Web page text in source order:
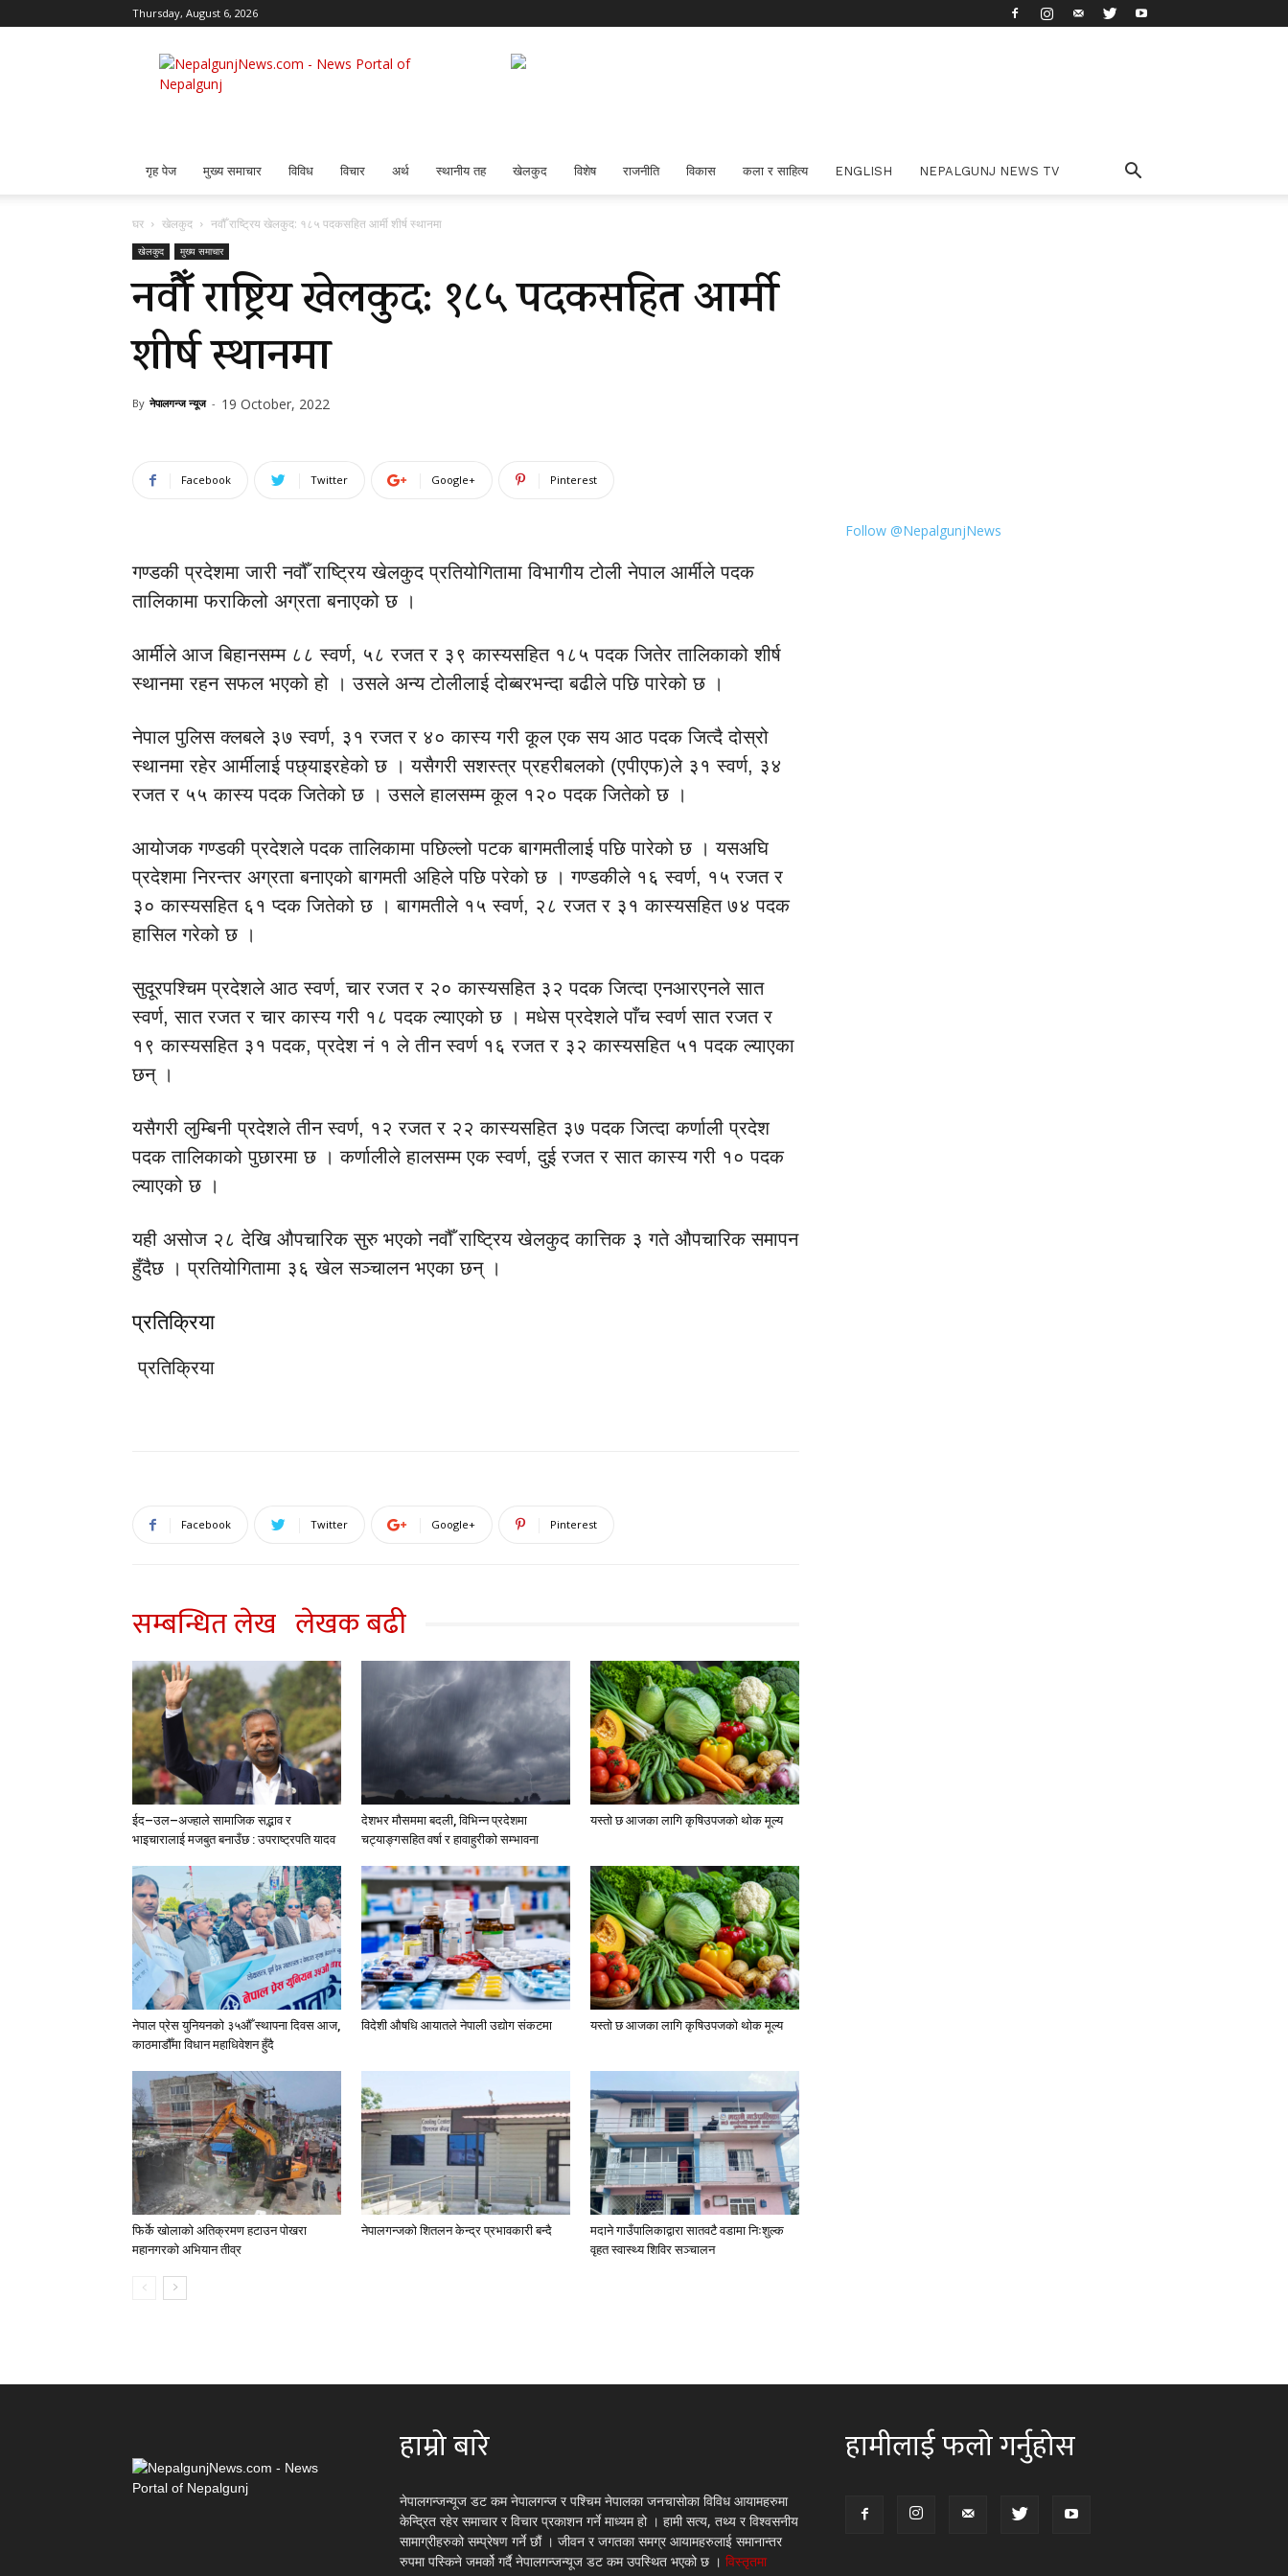
Thursday, August 6, 2026
Nepalgunj
News
गृह पेज मुख्य समाचार विविध विचार अर्थ स्थानीय तह खेलकुद विशेष राजनीति विकास कला र साहित्य ENGLISH NEPALGUNJ NEWS TV
घर खेलकुद नवौँ राष्ट्रिय खेलकुद: १८५ पदकसहित आर्मी शीर्ष स्थानमा
खेलकुद मुख्य समाचार
नवौँ राष्ट्रिय खेलकुद: १८५ पदकसहित आर्मी
शीर्ष स्थानमा
By नेपालगन्ज न्यूज - 19 October, 2022
Facebook Twitter Google+ Pinterest
गण्डकी प्रदेशमा जारी नवौँ राष्ट्रिय खेलकुद प्रतियोगितामा विभागीय टोली नेपाल आर्मीले पदक
तालिकामा फराकिलो अग्रता बनाएको छ ।
आर्मीले आज बिहानसम्म ८८ स्वर्ण, ५८ रजत र ३९ कास्यसहित १८५ पदक जितेर तालिकाको शीर्ष
स्थानमा रहन सफल भएको हो । उसले अन्य टोलीलाई दोब्बरभन्दा बढीले पछि पारेको छ ।
नेपाल पुलिस क्लबले ३७ स्वर्ण, ३१ रजत र ४० कास्य गरी कूल एक सय आठ पदक जित्दै दोस्रो
स्थानमा रहेर आर्मीलाई पछ्याइरहेको छ । यसैगरी सशस्त्र प्रहरीबलको (एपीएफ)ले ३१ स्वर्ण, ३४
रजत र ५५ कास्य पदक जितेको छ । उसले हालसम्म कूल १२० पदक जितेको छ ।
आयोजक गण्डकी प्रदेशले पदक तालिकामा पछिल्लो पटक बागमतीलाई पछि पारेको छ । यसअघि
प्रदेशमा निरन्तर अग्रता बनाएको बागमती अहिले पछि परेको छ । गण्डकीले १६ स्वर्ण, १५ रजत र
३० कास्यसहित ६१ प्दक जितेको छ । बागमतीले १५ स्वर्ण, २८ रजत र ३१ कास्यसहित ७४ पदक
हासिल गरेको छ ।
सुदूरपश्चिम प्रदेशले आठ स्वर्ण, चार रजत र २० कास्यसहित ३२ पदक जित्दा एनआरएनले सात
स्वर्ण, सात रजत र चार कास्य गरी १८ पदक ल्याएको छ । मधेस प्रदेशले पाँच स्वर्ण सात रजत र
१९ कास्यसहित ३१ पदक, प्रदेश नं १ ले तीन स्वर्ण १६ रजत र ३२ कास्यसहित ५१ पदक ल्याएका
छन् ।
यसैगरी लुम्बिनी प्रदेशले तीन स्वर्ण, १२ रजत र २२ कास्यसहित ३७ पदक जित्दा कर्णाली प्रदेश
पदक तालिकाको पुछारमा छ । कर्णालीले हालसम्म एक स्वर्ण, दुई रजत र सात कास्य गरी १० पदक
ल्याएको छ ।
यही असोज २८ देखि औपचारिक सुरु भएको नवौँ राष्ट्रिय खेलकुद कात्तिक ३ गते औपचारिक समापन
हुँदैछ । प्रतियोगितामा ३६ खेल सञ्चालन भएका छन् ।
प्रतिक्रिया
प्रतिक्रिया
Facebook Twitter Google+ Pinterest
सम्बन्धित लेख लेखक बढी
ईद–उल–अज्हाले सामाजिक सद्भाव र
भाइचारालाई मजबुत बनाउँछ : उपराष्ट्रपति यादव
देशभर मौसममा बदली, विभिन्न प्रदेशमा
चट्याङ्गसहित वर्षा र हावाहुरीको सम्भावना
यस्तो छ आजका लागि कृषिउपजको थोक मूल्य
नेपाल प्रेस युनियनको ३५औँ स्थापना दिवस आज,
काठमाडौँमा विधान महाधिवेशन हुँदै
विदेशी औषधि आयातले नेपाली उद्योग संकटमा यस्तो छ आजका लागि कृषिउपजको थोक मूल्य
फिर्के खोलाको अतिक्रमण हटाउन पोखरा
महानगरको अभियान तीव्र
नेपालगन्जको शितलन केन्द्र प्रभावकारी बन्दै
मदाने गाउँपालिकाद्वारा सातवटै वडामा निःशुल्क
वृहत स्वास्थ्य शिविर सञ्चालन
Follow @NepalgunjNews
हाम्रो बारे
नेपालगन्जन्यूज डट कम नेपालगन्ज र पश्चिम नेपालका जनचासोका विविध आयामहरुमा
केन्द्रित रहेर समाचार र विचार प्रकाशन गर्ने माध्यम हो । हामी सत्य, तथ्य र विश्वसनीय
सामाग्रीहरुको सम्प्रेषण गर्ने छौं । जीवन र जगतका समग्र आयामहरुलाई समानान्तर
रुपमा पस्किने जमर्को गर्दै नेपालगन्जन्यूज डट कम उपस्थित भएको छ । विस्तृतमा
हामीलाई फलो गर्नुहोस